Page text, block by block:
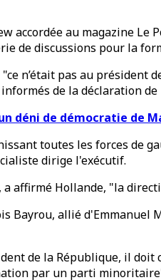
au magazine
de discussions pour la
n’était pas au président
de la déclaration
déni de démocratie de
toutes les forces de
dirige l'exécutif.
affirmé Hollande, "la
Bayrou, allié
de la République, il
par un parti